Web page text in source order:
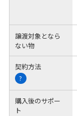
譲渡対象となら
ない物
契約方法
?
購入後のサポー
ト